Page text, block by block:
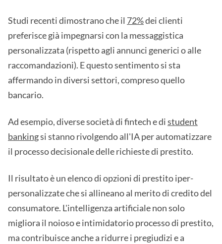
Studi recenti dimostrano che il 72%dei clienti
preferisce già impegnarsi con la messaggistica
personalizzata (rispetto agli annunci generici o alle
raccomandazioni). E questo sentimento si sta
affermando in diversi settori, compreso quello
bancario.
Ad esempio, diverse società di fintech e distudent
bankingsi stanno rivolgendo all'IA per automatizzare
il processo decisionale delle richieste di prestito.
Il risultato è un elenco di opzioni di prestito iper-
personalizzate che si allineano al merito di credito del
consumatore. L'intelligenza artificiale non solo
migliora il noioso e intimidatorio processo di prestito,
ma contribuisce anche a ridurre i pregiudizi e a